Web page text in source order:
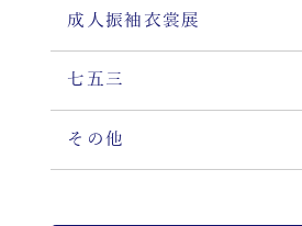
成人振袖衣裳展
七五三
その他